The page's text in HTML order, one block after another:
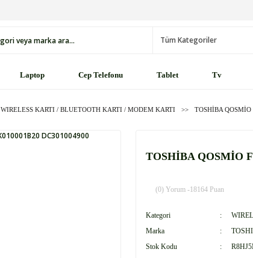
Laptop Cep Telefonu Tablet Tv
WIRELESS KARTI / BLUETOOTH KARTI / MODEM KARTI TOSHİBA
TOSHİBA QOSMİO
(0) Yorum -18164 Puan
Kategori
Marka
Stok Kodu